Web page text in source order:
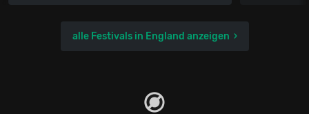
alle Festivals in England anzeigen